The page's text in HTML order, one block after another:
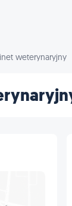
weterynaryjny